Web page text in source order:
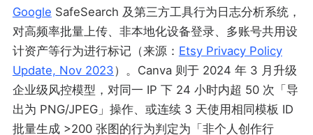
Google SafeSearch 及第三方工具行为日志分析系统，
对高频率批量上传、非本地化设备登录、多账号共用设
计资产等行为进行标记（来源： Etsy Privacy Policy
Update, Nov 2023）。Canva 则于 2024 年 3 月升级
企业级风控模型，对同一 IP 下 24 小时内超 50 次「导
出为 PNG/JPEG」操作、或连续 3 天使用相同模板 ID
批量生成 >200 张图的行为判定为「非个人创作行